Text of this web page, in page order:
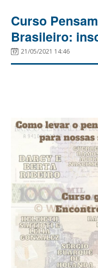
Curso
Brasileiro:
21/05/2021 14:46